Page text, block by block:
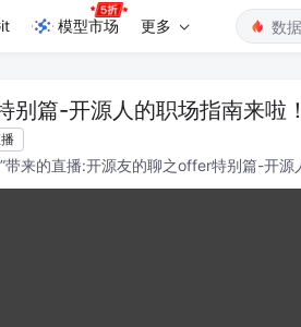
模型市场 更多
篇-开源人的职场指南来啦！
带来的直播:开源友的聊之offer特别篇-开源